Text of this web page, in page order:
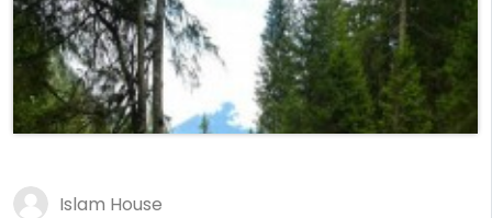
Islam House